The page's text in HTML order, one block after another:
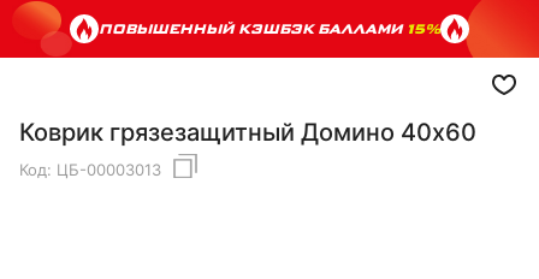
ПОВЫШЕННЫЙ КЭШБЭК БАЛЛАМИ15%
Коврик грязезащитный Домино 40х60
Код: ЦБ-00003013